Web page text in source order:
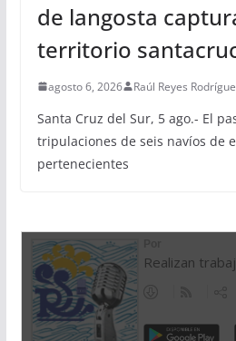
de langosta
territorio
agosto 6, 2026 Raúl Reyes
Santa Cruz del Sur, 5 ago.- El
tripulaciones de seis navíos de
pertenecientes